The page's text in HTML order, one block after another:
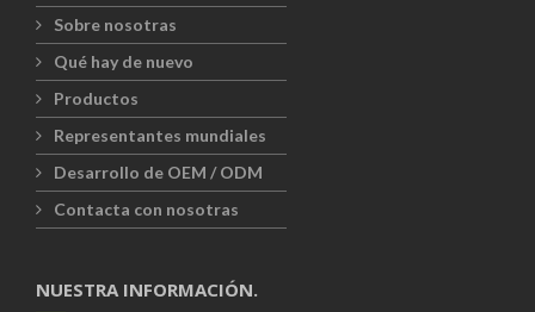
Sobre nosotras
Qué hay de nuevo
Productos
Representantes mundiales
Desarrollo de OEM / ODM
Contacta con nosotras
NUESTRA INFORMACIÓN.